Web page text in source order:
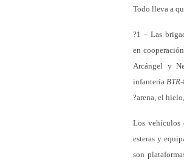
Todo lleva a
?1 – Las
en
Arcángel y
infantería
?arena, el
Los vehículos
esteras y
son